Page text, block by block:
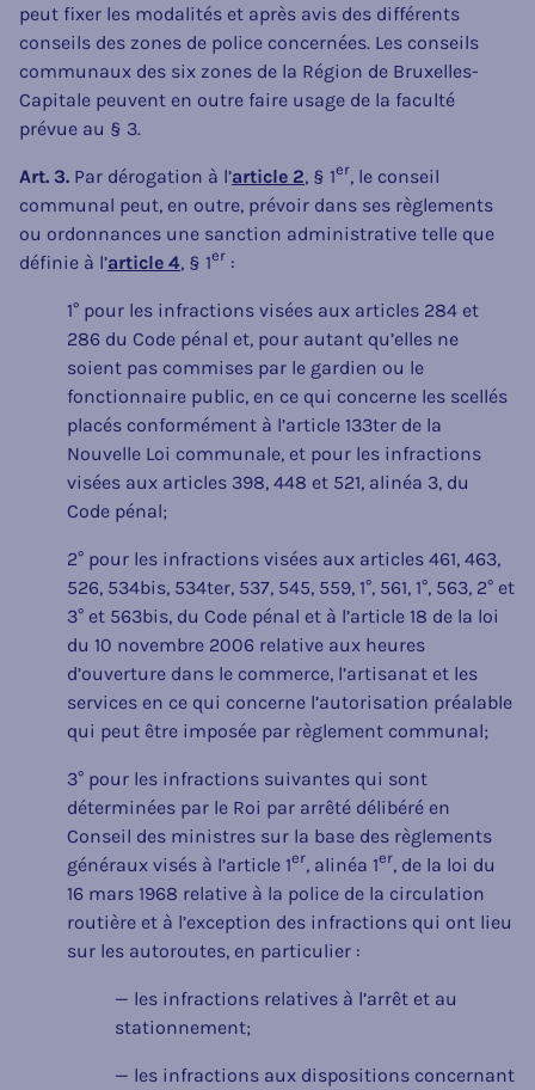
peut fixer les modalités et après avis des différents
conseils des zones de police concernées. Les conseils
communaux des six zones de la Région de Bruxelles-
Capitale peuvent en outre faire usage de la faculté
prévue au § 3.
Art. 3. Par dérogation à l’article 2, § 1er, le conseil
communal peut, en outre, prévoir dans ses règlements
ou ordonnances une sanction administrative telle que
définie à l’article 4, § 1er :
1° pour les infractions visées aux articles 284 et
286 du Code pénal et, pour autant qu’elles ne
soient pas commises par le gardien ou le
fonctionnaire public, en ce qui concerne les scellés
placés conformément à l’article 133ter de la
Nouvelle Loi communale, et pour les infractions
visées aux articles 398, 448 et 521, alinéa 3, du
Code pénal;
2° pour les infractions visées aux articles 461, 463,
526, 534bis, 534ter, 537, 545, 559, 1°, 561, 1°, 563, 2° et
3° et 563bis, du Code pénal et à l’article 18 de la loi
du 10 novembre 2006 relative aux heures
d’ouverture dans le commerce, l’artisanat et les
services en ce qui concerne l’autorisation préalable
qui peut être imposée par règlement communal;
3° pour les infractions suivantes qui sont
déterminées par le Roi par arrêté délibéré en
Conseil des ministres sur la base des règlements
généraux visés à l’article 1er, alinéa 1er, de la loi du
16 mars 1968 relative à la police de la circulation
routière et à l’exception des infractions qui ont lieu
sur les autoroutes, en particulier :
— les infractions relatives à l’arrêt et au
stationnement;
— les infractions aux dispositions concernant